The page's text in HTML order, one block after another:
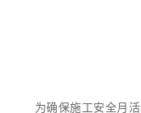
为确保施工安全月